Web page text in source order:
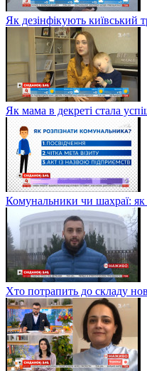
Як дезінфікують київський
Як мама в декреті стала
Комунальники чи шахраї: як
Хто потрапить до складу